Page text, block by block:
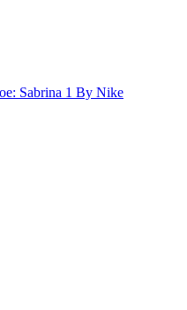
Sabrina 1 By Nike